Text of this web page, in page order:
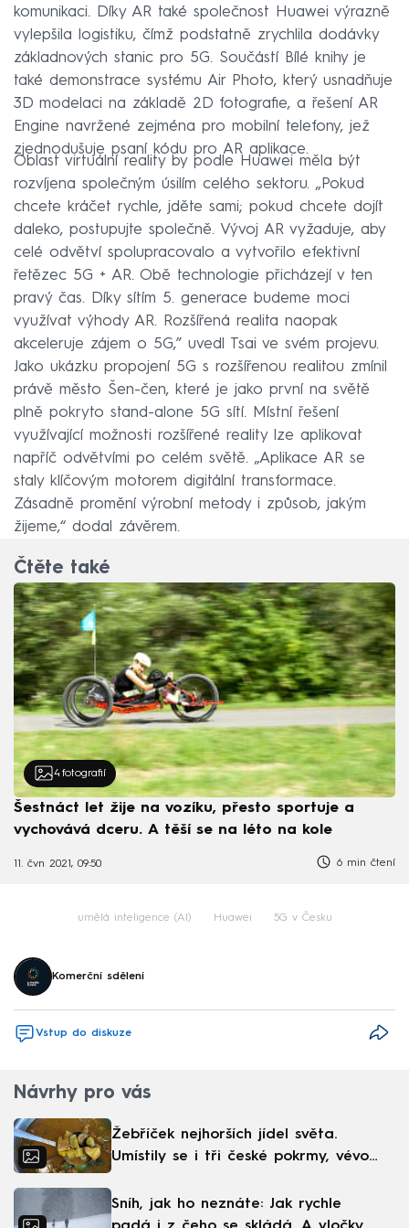
komunikaci. Díky AR také společnost Huawei výrazně
vylepšila logistiku, čímž podstatně zrychlila dodávky
základnových stanic pro 5G. Součástí Bílé knihy je
také demonstrace systému Air Photo, který usnadňuje
3D modelaci na základě 2D fotografie, a řešení AR
Engine navržené zejména pro mobilní telefony, jež
zjednodušuje psaní kódu pro AR aplikace.
Oblast virtuální reality by podle Huawei měla být
rozvíjena společným úsilím celého sektoru. „Pokud
chcete kráčet rychle, jděte sami; pokud chcete dojít
daleko, postupujte společně. Vývoj AR vyžaduje, aby
celé odvětví spolupracovalo a vytvořilo efektivní
řetězec 5G + AR. Obě technologie přicházejí v ten
pravý čas. Díky sítím 5. generace budeme moci
využívat výhody AR. Rozšířená realita naopak
akceleruje zájem o 5G,” uvedl Tsai ve svém projevu.
Jako ukázku propojení 5G s rozšířenou realitou zmínil
právě město Šen-čen, které je jako první na světě
plně pokryto stand-alone 5G sítí. Místní řešení
využívající možnosti rozšířené reality lze aplikovat
napříč odvětvími po celém světě. „Aplikace AR se
staly klíčovým motorem digitální transformace.
Zásadně promění výrobní metody i způsob, jakým
žijeme,“ dodal závěrem.
Čtěte také
4 fotografií
Šestnáct let žije na vozíku, přesto sportuje a
vychovává dceru. A těší se na léto na kole
11. čvn 2021, 09:50 6 min čtení
umělá inteligence (AI) Huawei 5G v Česku
Komerční sdělení
Vstup do diskuze
Návrhy pro vás
Žebříček nejhorších jídel světa.
Umístily se i tři české pokrmy, vévodí
Sníh, jak ho neznáte: Jak rychle